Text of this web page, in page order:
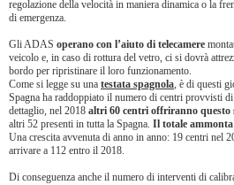
regolazione della velocità in maniera dinamica o la
di emergenza.
Gli ADAS operano con l’aiuto di telecamere
veicolo e, in caso di rottura del vetro, ci si dovrà
bordo per ripristinare il loro funzionamento.
Come si legge su una testata spagnola, è di questi
Spagna ha raddoppiato il numero di centri provvisti
dettaglio, nel 2018 altri 60 centri offriranno questo
altri 52 presenti in tutta la Spagna. Il totale
Una crescita avvenuta di anno in anno: 19 centri nel
arrivare a 112 entro il 2018.
Di conseguenza anche il numero di interventi di